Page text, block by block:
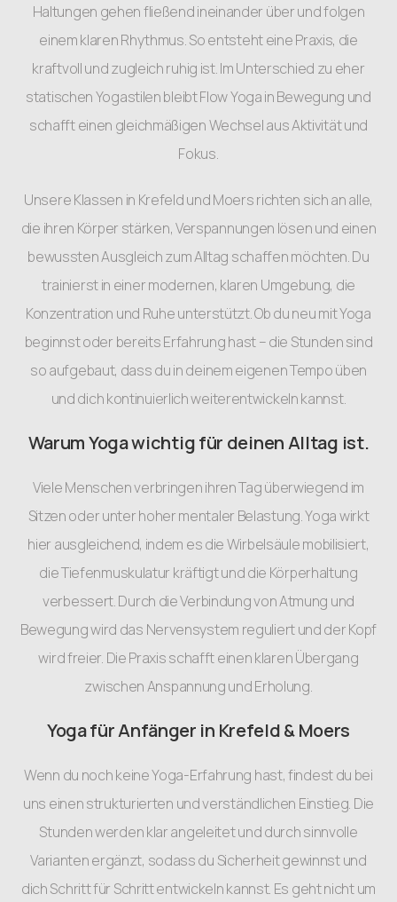
Haltungen gehen fließend ineinander über und folgen
einem klaren Rhythmus. So entsteht eine Praxis, die
kraftvoll und zugleich ruhig ist. Im Unterschied zu eher
statischen Yogastilen bleibt Flow Yoga in Bewegung und
schafft einen gleichmäßigen Wechsel aus Aktivität und
Fokus.
Unsere Klassen in Krefeld und Moers richten sich an alle,
die ihren Körper stärken, Verspannungen lösen und einen
bewussten Ausgleich zum Alltag schaffen möchten. Du
trainierst in einer modernen, klaren Umgebung, die
Konzentration und Ruhe unterstützt. Ob du neu mit Yoga
beginnst oder bereits Erfahrung hast – die Stunden sind
so aufgebaut, dass du in deinem eigenen Tempo üben
und dich kontinuierlich weiterentwickeln kannst.
Warum Yoga wichtig für deinen Alltag ist.
Viele Menschen verbringen ihren Tag überwiegend im
Sitzen oder unter hoher mentaler Belastung. Yoga wirkt
hier ausgleichend, indem es die Wirbelsäule mobilisiert,
die Tiefenmuskulatur kräftigt und die Körperhaltung
verbessert. Durch die Verbindung von Atmung und
Bewegung wird das Nervensystem reguliert und der Kopf
wird freier. Die Praxis schafft einen klaren Übergang
zwischen Anspannung und Erholung.
Yoga für Anfänger in Krefeld & Moers
Wenn du noch keine Yoga-Erfahrung hast, findest du bei
uns einen strukturierten und verständlichen Einstieg. Die
Stunden werden klar angeleitet und durch sinnvolle
Varianten ergänzt, sodass du Sicherheit gewinnst und
dich Schritt für Schritt entwickeln kannst. Es geht nicht um